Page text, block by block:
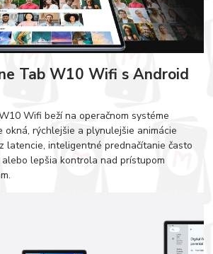
Tab W10 Wifi s Android
Wifi beží na operačnom systéme
okná, rýchlejšie a plynulejšie animácie
latencie, inteligentné prednačítanie často
lepšia kontrola nad prístupom